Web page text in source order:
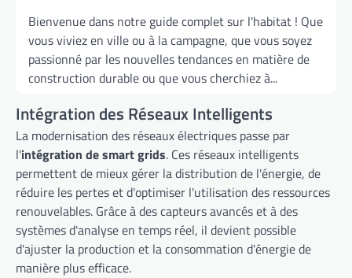
Bienvenue dans notre guide complet sur l'habitat ! Que
vous viviez en ville ou à la campagne, que vous soyez
passionné par les nouvelles tendances en matière de
construction durable ou que vous cherchiez à...
Intégration des Réseaux Intelligents
La modernisation des réseaux électriques passe par
l'intégration de smart grids. Ces réseaux intelligents
permettent de mieux gérer la distribution de l'énergie, de
réduire les pertes et d'optimiser l'utilisation des ressources
renouvelables. Grâce à des capteurs avancés et à des
systèmes d'analyse en temps réel, il devient possible
d'ajuster la production et la consommation d'énergie de
manière plus efficace.